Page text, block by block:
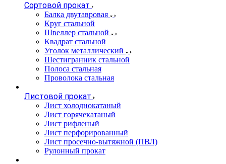
Сортовой прокат
Балка двутавровая
Круг стальной
Швеллер стальной
Квадрат стальной
Уголок металлический
Шестигранник стальной
Полоса стальная
Проволока стальная
Листовой прокат
Лист холоднокатаный
Лист горячекатаный
Лист рифленый
Лист перфорированный
Лист просечно-вытяжной (ПВЛ)
Рулонный прокат